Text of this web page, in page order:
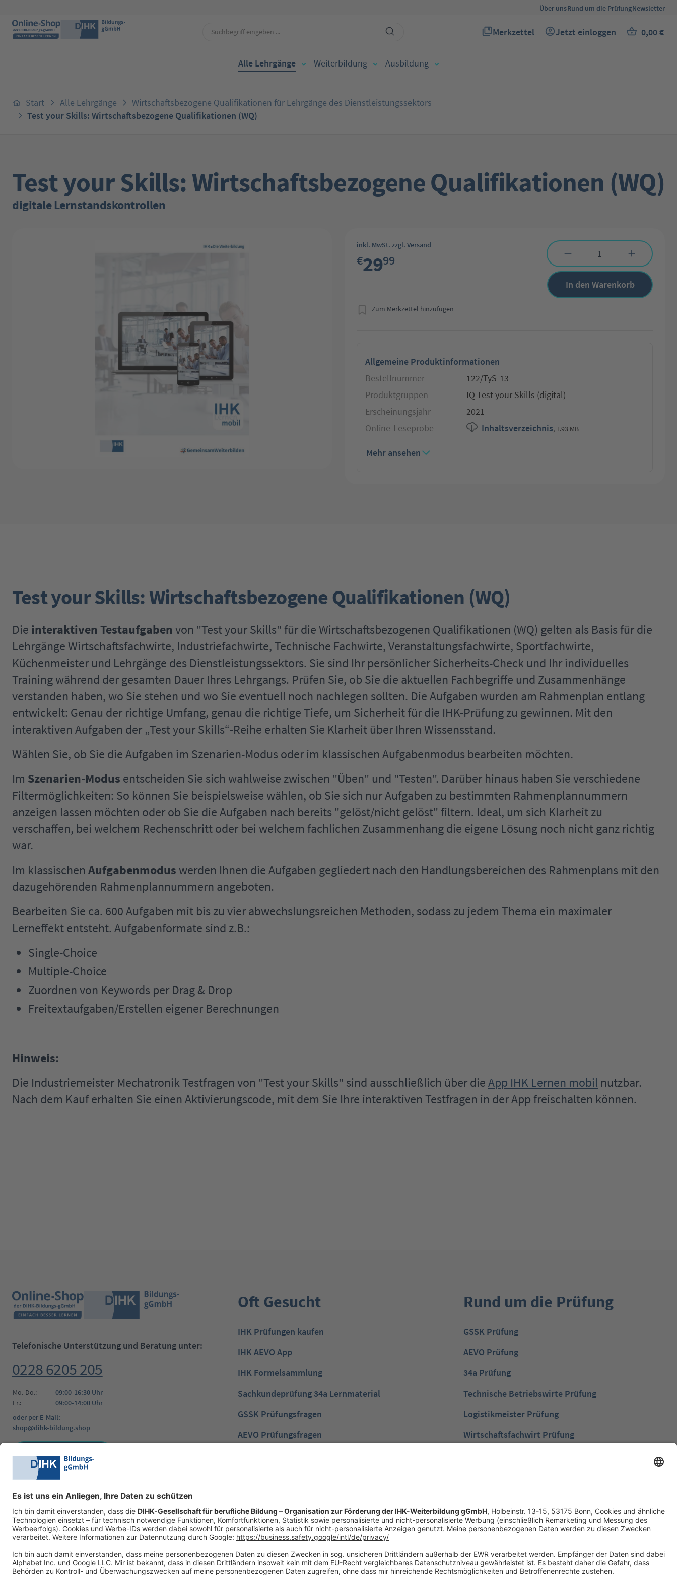
Über unsRund um die PrüfungNewsletter
Merkzettel
Du hast 0 Produkte auf dem Merkzettel
Jetzt einloggen 0,00 €
Alle Lehrgänge Weiterbildung Ausbildung
Start Alle Lehrgänge
Wirtschaftsbezogene Qualifikationen für Lehrgänge des Dienstleistungssektors
Test your Skills: Wirtschaftsbezogene Qualifikationen (WQ)
Test your Skills: Wirtschaftsbezogene Qualifikationen (WQ)
digitale Lernstandskontrollen
inkl. MwSt. zzgl. Versand
€2999
Produkt Anzahl: Gib den gewünschten
In den Warenkorb
Zum Merkzettel hinzufügen
Allgemeine Produktinformationen
Bestellnummer
122/TyS-13
Produktgruppen
IQ Test your Skills (digital)
Erscheinungsjahr
2021
Online-Leseprobe
Inhaltsverzeichnis, 1.93 MB
Mehr ansehen
Test your Skills: Wirtschaftsbezogene Qualifikationen (WQ)
Die interaktiven Testaufgaben von "Test your Skills" für die Wirtschaftsbezogenen Qualifikationen (WQ) gelten als Basis für die
Lehrgänge Wirtschaftsfachwirte, Industriefachwirte, Technische Fachwirte, Veranstaltungsfachwirte, Sportfachwirte,
Küchenmeister und Lehrgänge des Dienstleistungssektors. Sie sind Ihr persönlicher Sicherheits-Check und Ihr individuelles
Training während der gesamten Dauer Ihres Lehrgangs. Prüfen Sie, ob Sie die aktuellen Fachbegriffe und Zusammenhänge
verstanden haben, wo Sie stehen und wo Sie eventuell noch nachlegen sollten. Die Aufgaben wurden am Rahmenplan entlang
entwickelt: Genau der richtige Umfang, genau die richtige Tiefe, um Sicherheit für die IHK-Prüfung zu gewinnen. Mit den
interaktiven Aufgaben der „Test your Skills“-Reihe erhalten Sie Klarheit über Ihren Wissensstand.
Wählen Sie, ob Sie die Aufgaben im Szenarien-Modus oder im klassischen Aufgabenmodus bearbeiten möchten.
Im Szenarien-Modus entscheiden Sie sich wahlweise zwischen "Üben" und "Testen". Darüber hinaus haben Sie verschiedene
Filtermöglichkeiten: So können Sie beispielsweise wählen, ob Sie sich nur Aufgaben zu bestimmten Rahmenplannummern
anzeigen lassen möchten oder ob Sie die Aufgaben nach bereits "gelöst/nicht gelöst" filtern. Ideal, um sich Klarheit zu
verschaffen, bei welchem Rechenschritt oder bei welchem fachlichen Zusammenhang die eigene Lösung noch nicht ganz richtig
war.
Im klassischen Aufgabenmodus werden Ihnen die Aufgaben gegliedert nach den Handlungsbereichen des Rahmenplans mit den
dazugehörenden Rahmenplannummern angeboten.
Bearbeiten Sie ca. 600 Aufgaben mit bis zu vier abwechslungsreichen Methoden, sodass zu jedem Thema ein maximaler
Lerneffekt entsteht. Aufgabenformate sind z.B.:
Single-Choice
Multiple-Choice
Zuordnen von Keywords per Drag & Drop
Freitextaufgaben/Erstellen eigener Berechnungen
Hinweis:
Die Industriemeister Mechatronik Testfragen von "Test your Skills" sind ausschließlich über dieApp IHK Lernen mobil nutzbar.
Nach dem Kauf erhalten Sie einen Aktivierungscode, mit dem Sie Ihre interaktiven Testfragen in der App freischalten können.
Telefonische Unterstützung und Beratung unter:
0228 6205 205
Mo.-Do.:
09:00-16:30 Uhr
Fr.:
09:00-14:00 Uhr
oder per E-Mail:
shop@dihk-bildung.shop
Social Media
Oft Gesucht
IHK Prüfungen kaufen
IHK AEVO App
IHK Formelsammlung
Sachkundeprüfung 34a Lernmaterial
GSSK Prüfungsfragen
AEVO Prüfungsfragen
NTG Industriemeister
Rund um die Prüfung
GSSK Prüfung
AEVO Prüfung
34a Prüfung
Technische Betriebswirte Prüfung
Logistikmeister Prüfung
Wirtschaftsfachwirt Prüfung
Handelsfachwirt Prüfung
Fachwirte im Gesundheits- und Sozialwesen
Prüfung